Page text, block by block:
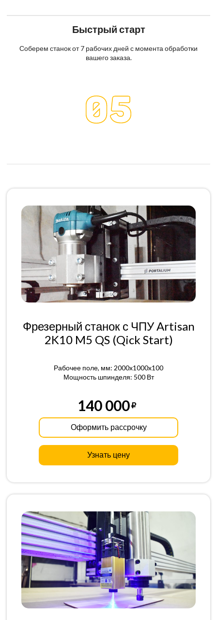
Быстрый старт
Соберем станок от 7 рабочих дней с момента обработки
вашего заказа.
Фрезерный станок с ЧПУ Artisan
2K10 M5 QS (Qick Start)
Рабочее поле, мм: 2000x1000x100
Мощность шпинделя: 500 Вт
140 000
Оформить рассрочку
Узнать цену